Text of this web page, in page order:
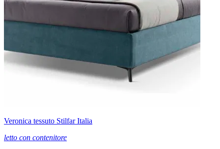
Veronica tessuto Stilfar Italia
letto con contenitore